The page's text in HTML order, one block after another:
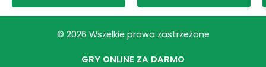
© 2026 Wszelkie prawa zastrzeżone
GRY ONLINE ZA DARMO